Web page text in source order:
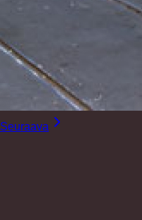
Seuraava